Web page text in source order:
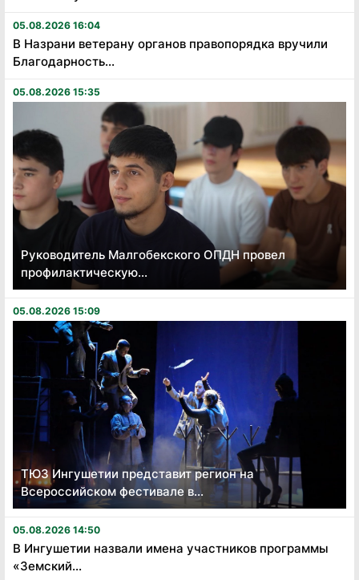
05.08.2026 16:04
В Назрани ветерану органов правопорядка вручили
Благодарность...
05.08.2026 15:35
Руководитель Малгобекского ОПДН провел
профилактическую...
05.08.2026 15:09
ТЮЗ Ингушетии представит регион на
Всероссийском фестивале в...
05.08.2026 14:50
В Ингушетии назвали имена участников программы
«Земский...